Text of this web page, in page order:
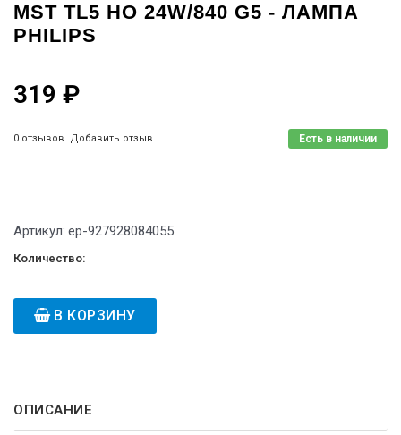
MST TL5 HO 24W/840 G5 - ЛАМПА
PHILIPS
319 ₽
0 отзывов. Добавить отзыв. Есть в наличии
Артикул: ep-927928084055
Количество:
В КОРЗИНУ
ОПИСАНИЕ